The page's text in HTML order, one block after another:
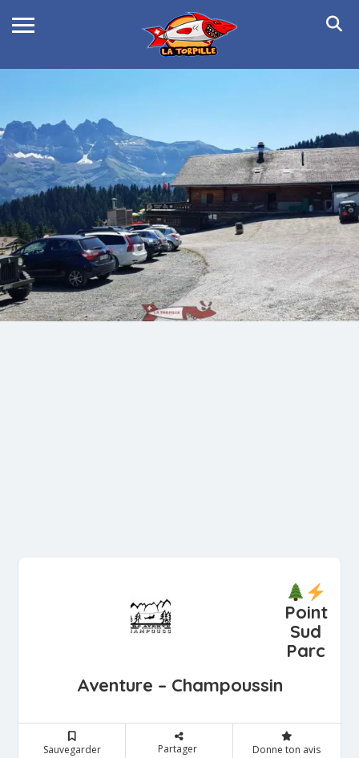
Point
Sud
Parc
Aventure – Champoussin
Sauvegarder Partager Donne ton avis